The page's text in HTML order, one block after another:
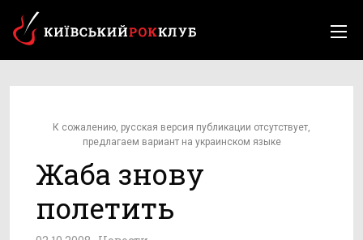
К сожалению, русская версия публикации отсутствует,
предлагаем вариант на украинском языке
Жаба знову
полетить